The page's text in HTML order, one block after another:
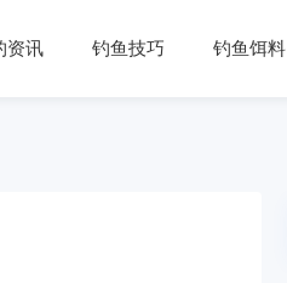
资讯 钓鱼技巧 钓鱼饵料